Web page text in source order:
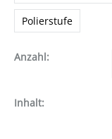
Polierstufe
Anzahl:
Inhalt: